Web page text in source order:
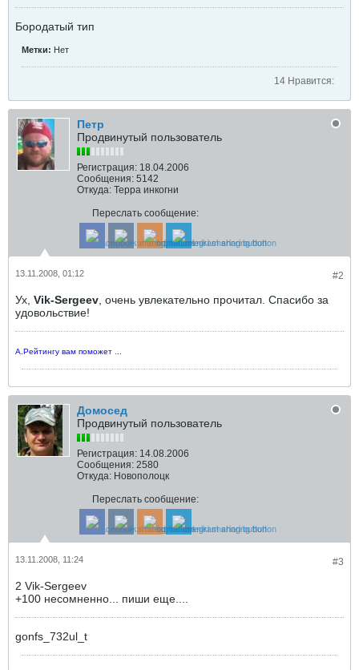
Бородатый тип
Метки: Нет
14 Нравится:
Петр
Продвинутый пользователь
Регистрация: 18.04.2006
Сообщения: 5142
Откуда: Терра инкогни
Переслать сообщение:
#2
13.11.2008, 01:12
Ух, Vik-Sergeev , очень увлекательно прочитал. Спасибо за
удовольствие!
А.Рейтингу вам поможет ...
Домосед
Продвинутый пользователь
Регистрация: 14.08.2006
Сообщения: 2580
Откуда: Новополоцк
Переслать сообщение:
#3
13.11.2008, 11:24
2 Vik-Sergeev
+100 несомненно... пиши еще....
gonfs_732ul_t